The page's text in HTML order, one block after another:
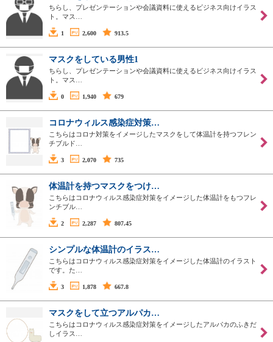
ちらし、プレゼンテーションや会議資料に使えるビジネス向けイラス
ト。マス…
1 2,600 913.5
マスクをしている男性1
ちらし、プレゼンテーションや会議資料に使えるビジネス向けイラス
ト。マス…
0 1,940 679
コロナウィルス感染症対策…
こちらはコロナ対策をイメージしたマスクをして体温計を持つフレン
チブルド…
3 2,070 735
体温計を持つマスクをつけ…
こちらはコロナウィルス感染症対策をイメージした体温計をもつフレ
ンチブル…
2 2,287 807.45
シンプルな体温計のイラス…
こちらはコロナウィルス感染症対策をイメージした体温計のイラスト
です。た…
3 1,878 667.8
マスクをして立つアルパカ…
こちらはコロナウィルス感染症対策をイメージしたアルパカのふきだ
しイラス…